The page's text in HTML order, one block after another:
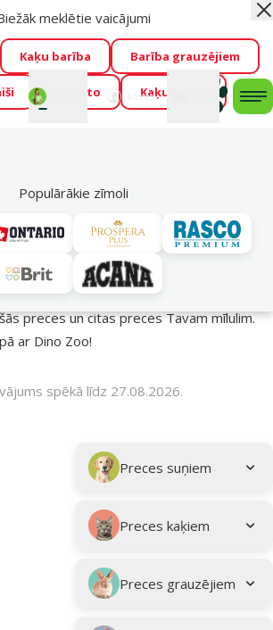
piedāvā lieliskas cenas mīluļu TOP
→Skatīt piedāvājumu!
ŪSAIŅI”!
Varbūt tieši Tavs mīlulis
zvaigzne
→Piedalīties
Mans
konts
meklētie vaicājumi
Kaķu barība Barība grauzējiem
Foresto Kaķu mājas
Populārākie zīmoli
– atlaides katrai gaumei!
preces un citas preces Tavam mīlulim.
ar Dino Zoo!
spēkā līdz 27.08.2026.
Apakškategorija
Preces suņiem
Preces kaķiem
Preces grauzējiem